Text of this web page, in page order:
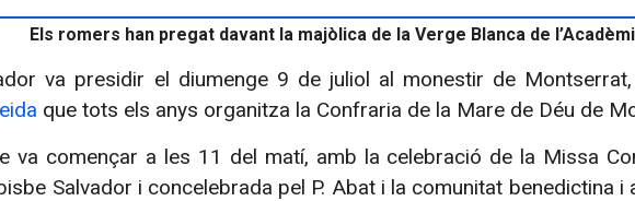
Els romers han pregat davant la majòlica de la Verge Blanca de
va presidir el diumenge 9 de juliol al monestir de
que tots els anys organitza la Confraria de la Mare de Déu de
va començar a les 11 del matí, amb la celebració de la Missa
Salvador i concelebrada pel P. Abat i la comunitat benedictina